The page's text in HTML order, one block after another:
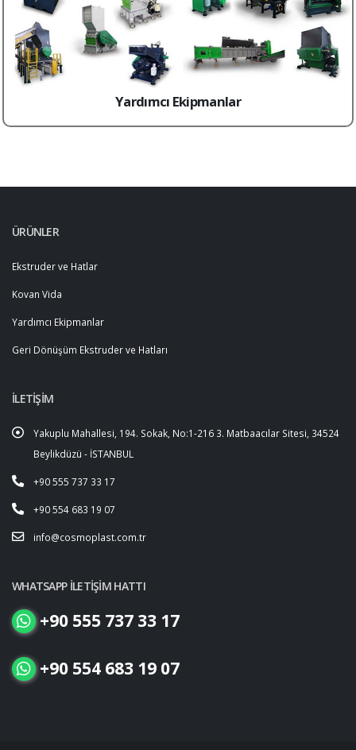
Yardımcı Ekipmanlar
ÜRÜNLER
Ekstruder ve Hatlar
Kovan Vida
Yardımcı Ekipmanlar
Geri Dönüşüm Ekstruder ve Hatları
İLETİŞİM
Yakuplu Mahallesi, 194. Sokak, No:1-216 3. Matbaacılar Sitesi, 34524
Beylikdüzü - İSTANBUL
+90 555 737 33 17
+90 554 683 19 07
info@cosmoplast.com.tr
WHATSAPP İLETİŞİM HATTI
+90 555 737 33 17
+90 554 683 19 07